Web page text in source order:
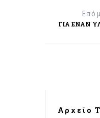
ΓΙΑ ΈΝΑΝ
Αρχείο